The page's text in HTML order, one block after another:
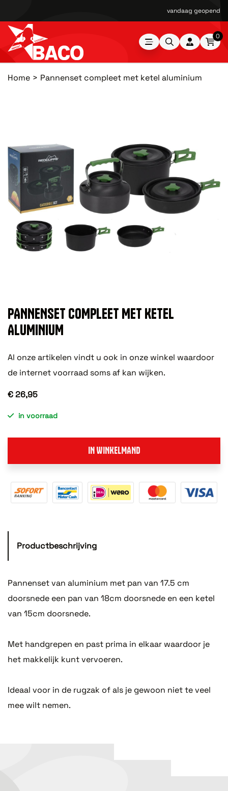
vandaag geopend
0
Home Pannenset compleet met ketel aluminium
PANNENSET COMPLEET MET KETEL
ALUMINIUM
Al onze artikelen vindt u ook in onze winkel waardoor
de internet voorraad soms af kan wijken.
€ 26,95
in voorraad
IN WINKELMAND
Productbeschrijving
Pannenset van aluminium met pan van 17.5 cm
doorsnede een pan van 18cm doorsnede en een ketel
van 15cm doorsnede.
Met handgrepen en past prima in elkaar waardoor je
het makkelijk kunt vervoeren.
Ideaal voor in de rugzak of als je gewoon niet te veel
mee wilt nemen.